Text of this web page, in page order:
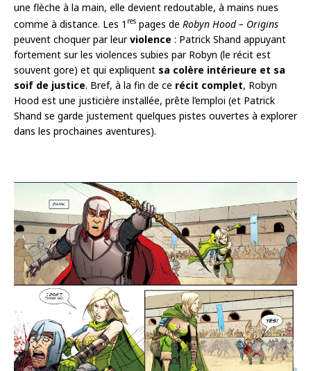
une flèche à la main, elle devient redoutable, à mains nues
comme à distance. Les 1 res pages de Robyn Hood – Origins
peuvent choquer par leurviolence : Patrick Shand appuyant
fortement sur les violences subies par Robyn (le récit est
souvent gore) et qui expliquent sa colère intérieure et sa
soif de justice. Bref, à la fin de ce récit complet, Robyn
Hood est une justicière installée, prête l’emploi (et Patrick
Shand se garde justement quelques pistes ouvertes à explorer
dans les prochaines aventures).